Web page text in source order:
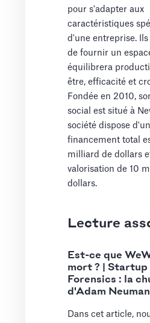
pour s'adapter aux
caractéristiques
d'une entreprise.
de fournir un
équilibrera
être, efficacité et
Fondée en 2010,
social est situé à
société dispose d'un
financement total
milliard de dollars
valorisation de 10
dollars.
Lecture
Est-ce que
mort ? | Startup
Forensics : la
d'Adam
Dans cet article,